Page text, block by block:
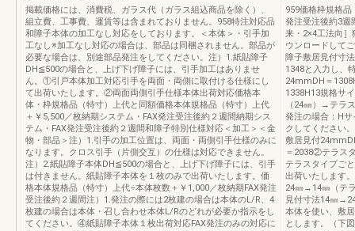
掲載価格には、消費税、ガラス代（ガラス組込商品を除く）、
組立費、工事費、運賃等は含まれておりません。958特注対応品
和障子本体の加工なし対応をしております。＜本体＞・引手加
工なし※加工なし対応の場合は、部品は同梱されません。部品が
必要な場合は、別途部品発注をしてください。注）1.紙貼障子
DH≦500の場合と、上げ下げ障子には、引手加工はありませ
ん。①引戸本体加工対応引手を両面・両側に取付ける仕様にし
て出荷いたします。②両面両側引手仕様本体出荷対応価格本
体・枠規格品（特寸）上代と同額価格本体規格品（特寸）上代
＋￥5,500／枚納期システム・FAX発注受注後約２週間納期シス
テム・FAX発注受注後約２週間和障子特別仕様対応＜加工＞＜金
物・部品＞注）1.引手の加工位置は、両面・両側引手仕様のみに
なります。クロス引手（片側交互）の仕様は対応できません。
注）2.紙貼障子本体DH≦500の場合と、上げ下げ障子には、引手
は付きません。紙貼障子本体を１枚のみで出荷いたします。価
格本体規格品（特寸）上代÷本体枚数＋￥1,000／枚納期FAX発注
受注後約２週間注）1.発注の際には2枚建の場合は本体のL/R、4
枚建の場合は本体・召し合わせ本体L/Rのどれが必要か指示をし
てください。④紙貼障子本体１枚出荷対応FAX発注のみの対応に
959価格枠規格品
発注受注後約3
来・2×4工法向］
ウンロードして
障子敷居見付寸
1348と入力し、
24mmDH＝
1338H13規格サ
（24㎜）→テラ
発注の場合：H
クしてください
敷居見付
＝2038②テラス
テラスタイプご
出荷いたします
24㎜→14㎜（テ
見付寸法14㎜
本体を使い、敷
とします。（下